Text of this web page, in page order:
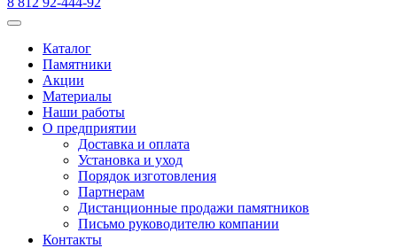
Каталог
Памятники
Акции
Материалы
Наши работы
О предприятии
Доставка и оплата
Установка и уход
Порядок изготовления
Партнерам
Дистанционные продажи памятников
Письмо руководителю компании
Контакты